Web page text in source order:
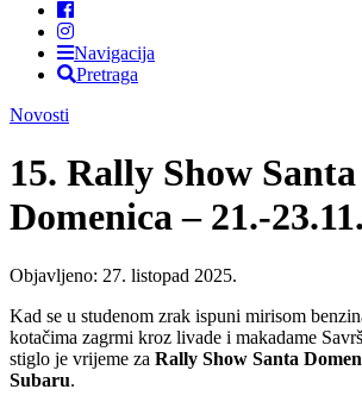
Navigacija
Pretraga
Novosti
15. Rally Show Santa
Domenica – 21.-
Objavljeno: 27. listopad 2025.
Kad se u studenom zrak ispuni mirisom
kotačima zagrmi kroz livade i makadame
stiglo je vrijeme za Rally Show Santa
Subaru.